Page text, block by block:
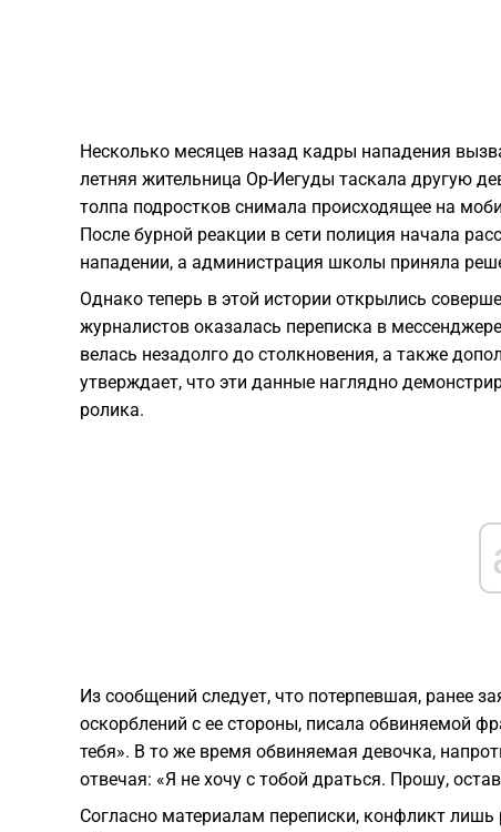
Несколько месяцев назад кадры нападения
летняя жительница Ор-Иегуды таскала другую
толпа подростков снимала происходящее на
После бурной реакции в сети полиция начала
нападении, а администрация школы приняла
Однако теперь в этой истории открылись
журналистов оказалась переписка в
велась незадолго до столкновения, а также
утверждает, что эти данные наглядно
ролика.
Из сообщений следует, что потерпевшая, ранее
оскорблений с ее стороны, писала обвиняемой
тебя». В то же время обвиняемая девочка,
отвечая: «Я не хочу с тобой драться. Прошу,
Согласно материалам переписки, конфликт